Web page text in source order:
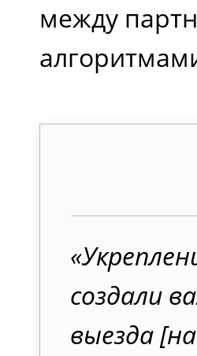
между
создали
выезда